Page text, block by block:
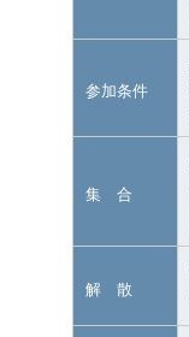
参加条件
集 合
解 散